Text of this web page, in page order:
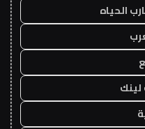
الحياه
لينك